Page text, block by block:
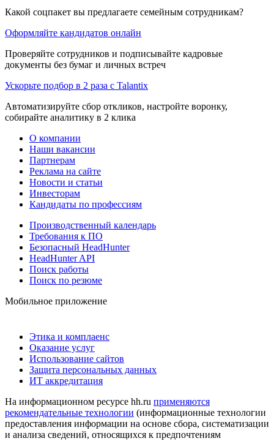
Какой соцпакет вы предлагаете семейным сотрудникам?
Оформляйте кандидатов онлайн
Проверяйте сотрудников и подписывайте кадровые
документы без бумаг и личных встреч
Ускорьте подбор в 2 раза с Talantix
Автоматизируйте сбор откликов, настройте воронку,
собирайте аналитику в 2 клика
О компании
Наши вакансии
Партнерам
Реклама на сайте
Новости и статьи
Инвесторам
Кандидаты по профессиям
Производственный календарь
Требования к ПО
Безопасный HeadHunter
HeadHunter API
Поиск работы
Поиск по резюме
Мобильное приложение
Этика и комплаенс
Оказание услуг
Использование сайтов
Защита персональных данных
ИТ аккредитация
На информационном ресурсе hh.ru применяются
рекомендательные технологии (информационные технологии
предоставления информации на основе сбора, систематизации
и анализа сведений, относящихся к предпочтениям